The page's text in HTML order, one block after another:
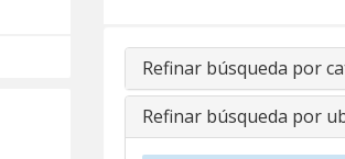
Refinar búsqueda por
Refinar búsqueda por